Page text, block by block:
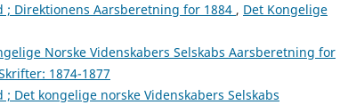
; Direktionens Aarsberetning for 1884 , Det Kongelige
Norske Videnskabers Selskabs Aarsberetning for
1874-1877
; Det kongelige norske Videnskabers Selskabs